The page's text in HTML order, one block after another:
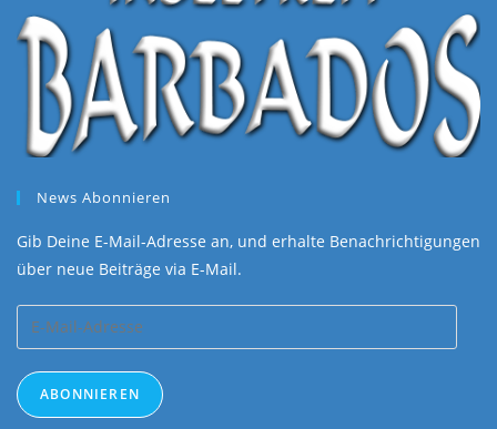
News Abonnieren
Gib Deine E-Mail-Adresse an, und erhalte Benachrichtigungen
über neue Beiträge via E-Mail.
Mail-
Adresse
ABONNIEREN